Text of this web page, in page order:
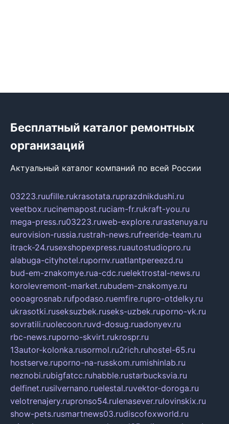
Бесплатный каталог ремонтных
организаций
Актуальный каталог компаний по всей России
03223.ruufille.rukrasotata.ruprazdnikdushi.ru
veetbox.rucinemapost.ruciam-fr.rukraft-you.ru
mega-press.ru03223.ruweb-explore.rurastenuya.ru
eurovision-russia.rustrah-news.rufreeride-team.ru
itrack-24.rusexshopexpress.ruautostudiopro.ru
alabuga-cityhotel.rupornv.ruatlantpereezd.ru
bud-em-znakomye.rua-cdc.ruelektrostal-news.ru
korolevremont-market.rubudem-znakomye.ru
oooagrosnab.rufpodaso.ruemfire.rupro-otdelky.ru
ukrasotki.ruseksuzbek.ruseks-uzbek.ruporno-vk.ru
sovratili.ruolecoon.ruvd-dosug.ruadonyev.ru
rbc-news.ruporno-skvirt.rukrospr.ru
13autor-kolonka.rusormol.ru2rich.ruhostel-65.ru
hostserve.ruporno-na-russkom.rumishinlab.ru
neznobi.rubigfatcc.ruhabble.rustarbucksvia.ru
delfinet.rusilvernano.ruelestal.ruvektor-doroga.ru
velotrenajery.rupronso54.rulenasever.rulovinskix.ru
show-pets.rusmartnews03.rudiscofoxworld.ru